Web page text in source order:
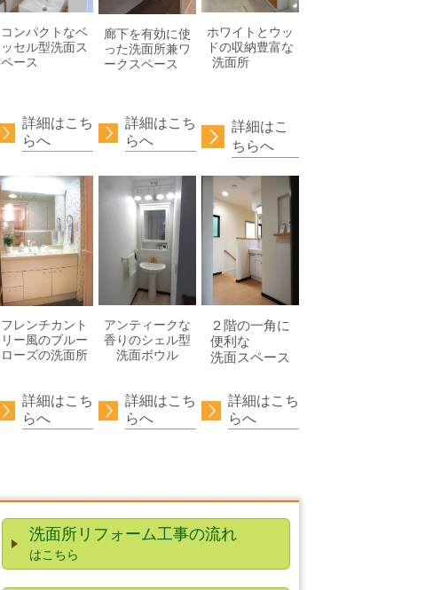
コンパクトなベ
ッセル型洗面ス
ペース
詳細はこち
らへ
廊下を有効に使
った洗面所兼ワ
ークスペース
詳細はこち
らへ
ホワイトとウッ
ドの収納豊富な
洗面所
詳細はこ
ちらへ
フレンチカント
リー風のブルー
ローズの洗面所
詳細はこち
らへ
アンティークな
香りのシェル型
洗面ボウル
詳細はこち
らへ
２階の一角に
便利な
洗面スペース
詳細はこち
らへ
洗面所リフォーム工事の流れ
はこちら